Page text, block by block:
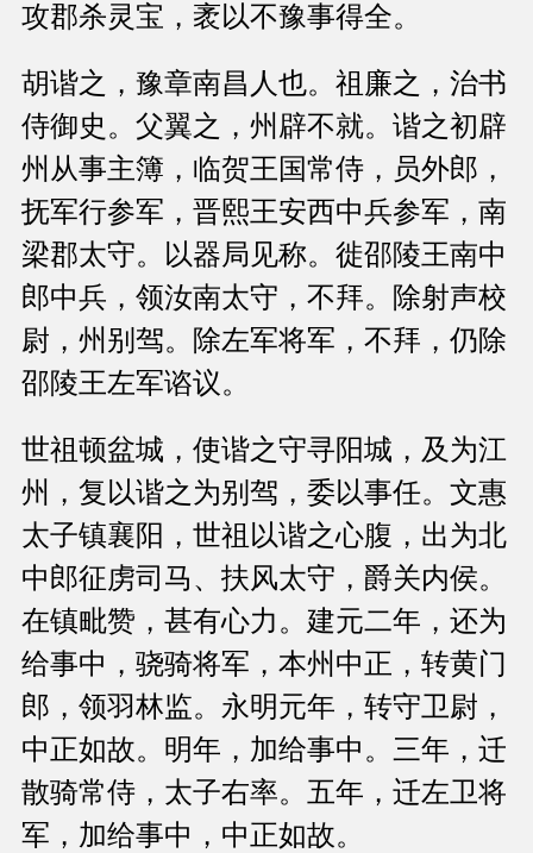
攻郡杀灵宝，袤以不豫事得全。
胡谐之，豫章南昌人也。祖廉之，治书
侍御史。父翼之，州辟不就。谐之初辟
州从事主簿，临贺王国常侍，员外郎，
抚军行参军，晋熙王安西中兵参军，南
梁郡太守。以器局见称。徙邵陵王南中
郎中兵，领汝南太守，不拜。除射声校
尉，州别驾。除左军将军，不拜，仍除
邵陵王左军谘议。
世祖顿盆城，使谐之守寻阳城，及为江
州，复以谐之为别驾，委以事任。文惠
太子镇襄阳，世祖以谐之心腹，出为北
中郎征虏司马、扶风太守，爵关内侯。
在镇毗赞，甚有心力。建元二年，还为
给事中，骁骑将军，本州中正，转黄门
郎，领羽林监。永明元年，转守卫尉，
中正如故。明年，加给事中。三年，迁
散骑常侍，太子右率。五年，迁左卫将
军，加给事中，中正如故。